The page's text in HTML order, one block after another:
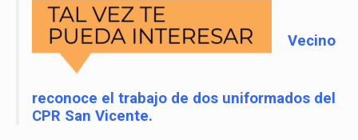
Vecino
reconoce el trabajo de dos uniformados del
CPR San Vicente.